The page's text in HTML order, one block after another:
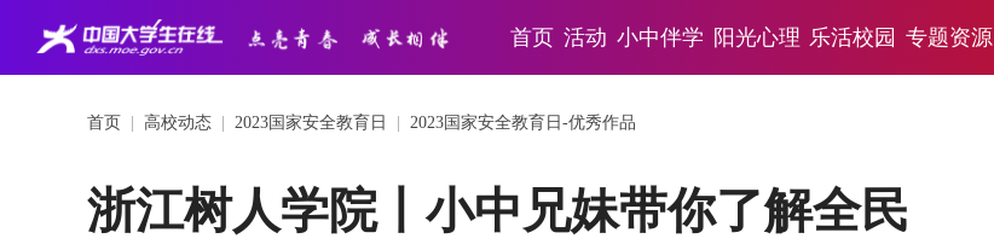
首页 活动 小中伴学 阳光心理 乐活校园 专题资源
首页 高校动态 2023国家安全教育日 2023国家安全教育日-优秀作品
浙江树人学院丨小中兄妹带你了解全民